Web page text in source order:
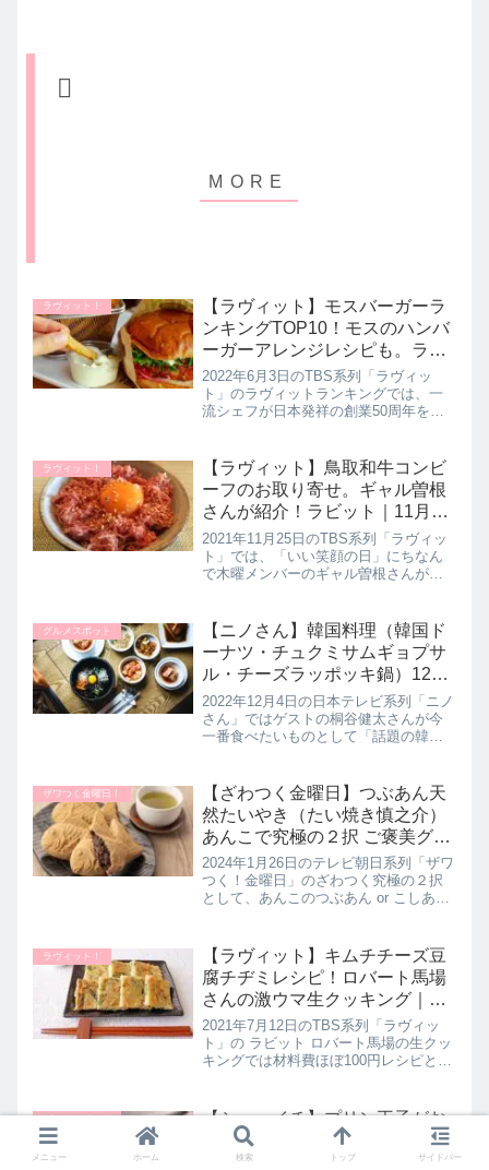
ラヴィット！
【ラヴィット】モスバーガーラ
ンキングTOP10！モスのハンバ
ーガーアレンジレシピも。ラビ
ットランキング｜6月3日
2022年6月3日のTBS系列「ラヴィッ
ト」のラヴィットランキングでは、一
流シェフが日本発祥の創業50周年を迎
業員がオススメするハンバーガー20品
を試食してガチンコ採点！プ...
ラヴィット！
【ラヴィット】鳥取和牛コンビ
ーフのお取り寄せ。ギャル曽根
さんが紹介！ラビット｜11月25
日
2021年11月25日のTBS系列「ラヴィッ
ト」では、「いい笑顔の日」にちなん
で木曜メンバーのギャル曽根さんがお
します。>>ラヴィット記事一覧はこち
らギャル曽根さんおすすめ...
グルメスポット
【ニノさん】韓国料理（韓国ド
ーナツ・チュクミサムギョプサ
ル・チーズラッポッキ鍋）12月
4日
2022年12月4日の日本テレビ系列「ニノ
さん」ではゲストの桐谷健太さんが今
一番食べたいものとして「話題の韓国
査された都内で食べられる話題の韓国
料理について詳しく紹介しま...
ザワつく金曜日！
【ざわつく金曜日】つぶあん天
然たいやき（たい焼き慎之介）
あんこで究極の２択 ご褒美グル
メ！1月26日
2024年1月26日のテレビ朝日系列「ザワ
つく！金曜日」のざわつく究極の２択
として、あんこのつぶあん or こしあん
褒美グルメとして登場した「たい焼き
慎之介」さんの【天然た...
ラヴィット！
【ラヴィット】キムチチーズ豆
腐チヂミレシピ！ロバート馬場
さんの激ウマ生クッキング｜ラ
ビット！7月12日
2021年7月12日のTBS系列「ラヴィッ
ト」の ラビット ロバート馬場の生クッ
キングでは材料費ほぼ100円レシピとし
す。SNSで話題の豆腐やキムチを混ぜ
て焼くだけのお手軽...
グルメスポット
【シューイチ】プリン王子がお
もてなし（豆乳プリン・スプー
ン・午前中なプリン）大久保佳
メニュー ホーム 検索 トップ サイドバー